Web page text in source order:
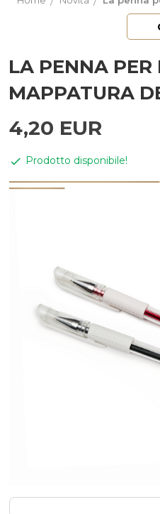
LA PENNA PER
MAPPATURA
4,20 EUR
Prodotto disponibile!